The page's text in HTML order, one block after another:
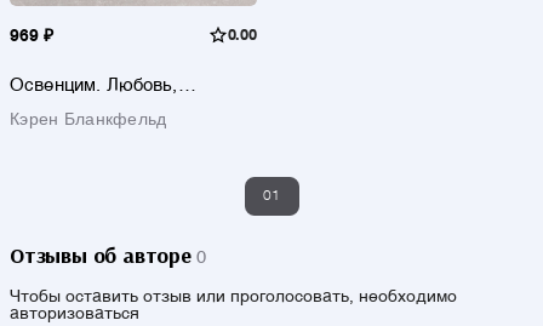
969 ₽ 0.00
Освенцим. Любовь,
Реальная история
Кэрен Бланкфельд
01
Отзывы об авторе 0
Чтобы оставить отзыв или проголосовать, необходимо
авторизоваться